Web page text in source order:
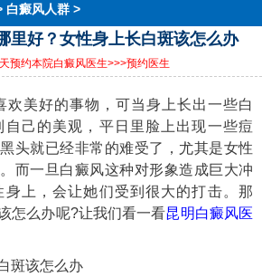
白癜风人群>
里好？女性身上长白斑该怎么办
预约本院白癜风医生>>>预约医生
好的事物，可当身上长出一些白
己的美观，平日里脸上出现一些痘
头就已经非常的难受了，尤其是女性
而一旦白癜风这种对形象造成巨大冲
上，会让她们受到很大的打击。那
怎么办呢?让我们看一看昆明白癜风医
该怎么办